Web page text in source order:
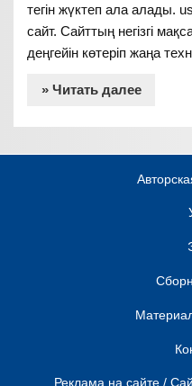
тегін жүктеп ала алады.
сайт. Сайттың негізгі
деңгейін көтеріп жаңа
» Читать далее
Реклама на сайте /